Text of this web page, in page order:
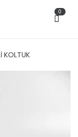
0
KOLTUK